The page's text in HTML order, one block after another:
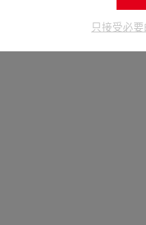
只接受必